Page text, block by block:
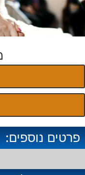
פרטים נוספים: